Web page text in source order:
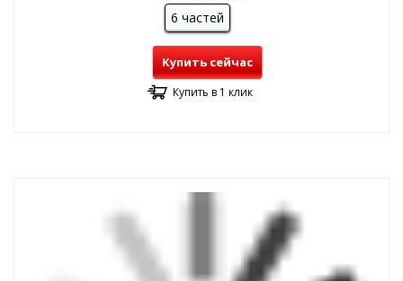
6 частей
Купить сейчас
Купить в 1 клик